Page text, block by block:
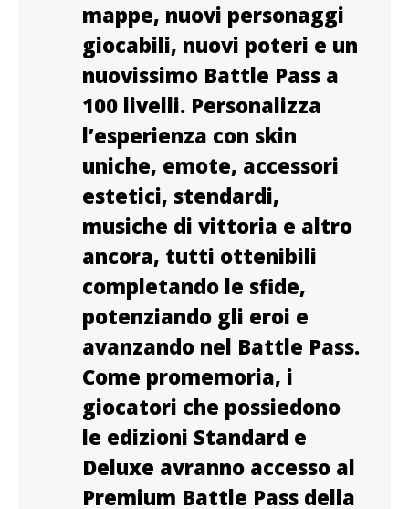
mappe, nuovi personaggi
giocabili, nuovi poteri e un
nuovissimo Battle Pass a
100 livelli. Personalizza
l’esperienza con skin
uniche, emote, accessori
estetici, stendardi,
musiche di vittoria e altro
ancora, tutti ottenibili
completando le sfide,
potenziando gli eroi e
avanzando nel Battle Pass.
Come promemoria, i
giocatori che possiedono
le edizioni Standard e
Deluxe avranno accesso al
Premium Battle Pass della